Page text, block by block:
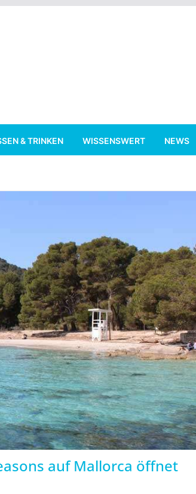
& TRINKEN WISSENSWERT NEWS
auf Mallorca öffnet